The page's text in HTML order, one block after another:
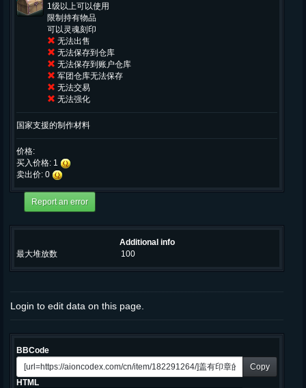
1级以上可以使用
限制持有物品
可以灵魂刻印
无法出售
无法保存到仓库
无法保存到账户仓库
军团仓库无法保存
无法交易
无法强化
国家支援的制作材料
价格:
买入价格: 1
卖出价: 0
Additional info
最大堆放数
100
Login to edit data on this page.
BBCode
Copy
HTML